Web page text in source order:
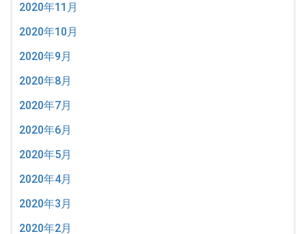
2020年11月
2020年10月
2020年9月
2020年8月
2020年7月
2020年6月
2020年5月
2020年4月
2020年3月
2020年2月